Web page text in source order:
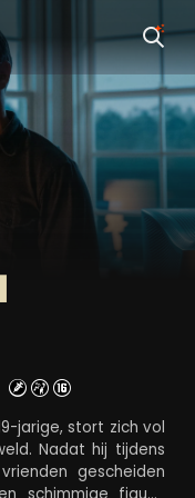
jarige, stort zich vol
Nadat hij tijdens
gescheiden